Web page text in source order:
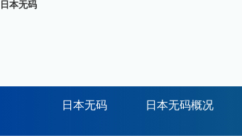
日本无码
日本无码 日本无码概况